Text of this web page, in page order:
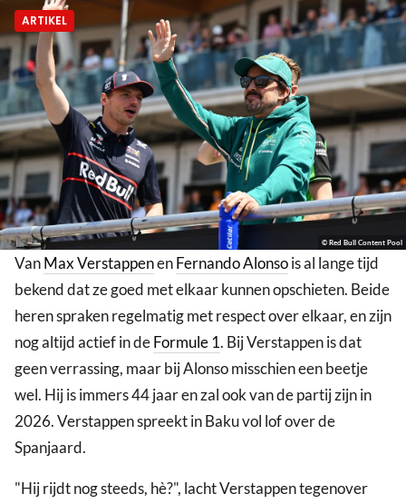
ARTIKEL
© Red Bull Content Pool
VanMax VerstappenenFernando Alonsois al lange tijd
bekend dat ze goed met elkaar kunnen opschieten. Beide
heren spraken regelmatig met respect over elkaar, en zijn
nog altijd actief in deFormule 1. Bij Verstappen is dat
geen verrassing, maar bij Alonso misschien een beetje
wel. Hij is immers 44 jaar en zal ook van de partij zijn in
2026. Verstappen spreekt in Baku vol lof over de
Spanjaard.
"Hij rijdt nog steeds, hè?", lacht Verstappen tegenover